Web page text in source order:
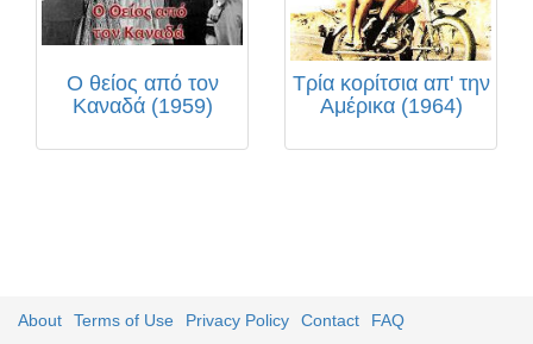
Ο θείος από τον
Καναδά (1959)
Τρία κορίτσια απ' την
Αμέρικα (1964)
About Terms of Use Privacy Policy Contact FAQ